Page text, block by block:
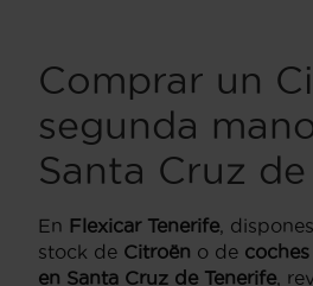
Comprar un
segunda
Santa Cruz
En Flexicar Tenerife ,
stock de Citroën o de
en Santa Cruz de Tenerife ,